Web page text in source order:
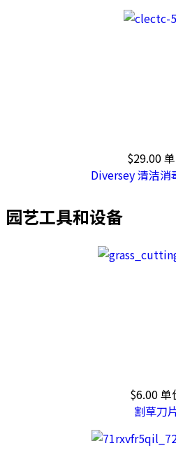
$29.00
Diversey 清洁消
园艺工具和设备
$6.00单
割草刀